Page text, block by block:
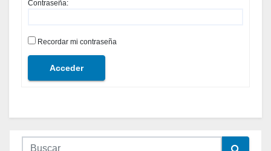
Contraseña:
Recordar mi contraseña
Acceder